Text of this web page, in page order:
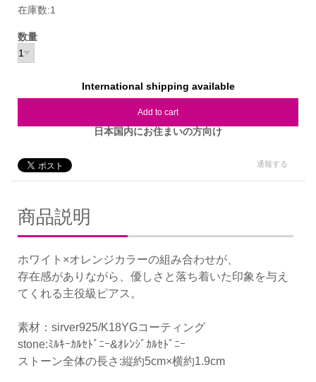
在庫数:1
数量
International shipping available
Add to cart
日本国内にお住まいの方向け
通報する
商品説明
ホワイト×オレンジカラーの組み合わせが、
存在感がありながら、優しさと落ち着いた印象を与え
てくれる主役級ピアス。
素材：sirver925/K18YGコーティング
stone:ﾐﾙｷｰｶﾙｾﾄﾞﾆｰ&ｵﾚﾝｼﾞｶﾙｾﾄﾞﾆｰ
ストーン全体の長さ:縦約5cm×横約1.9cm